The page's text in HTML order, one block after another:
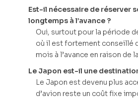
Est-il nécessaire de réserver
longtemps à l’avance ?
Oui, surtout pour la période
où il est fortement conseillé
mois à l’avance en raison de
Le Japon est-il une
Le Japon est devenu plus
d’avion reste un coût fixe